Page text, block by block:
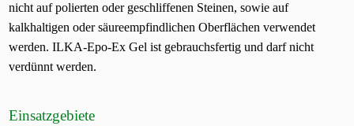
nicht auf polierten oder geschliffenen Steinen, sowie auf
kalkhaltigen oder säureempfindlichen Oberflächen verwendet
werden. ILKA-Epo-Ex Gel ist gebrauchsfertig und darf nicht
verdünnt werden.
Einsatzgebiete